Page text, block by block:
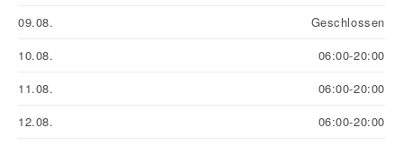
09.08.
Geschlossen
10.08.
06:00-20:00
11.08.
06:00-20:00
12.08.
06:00-20:00